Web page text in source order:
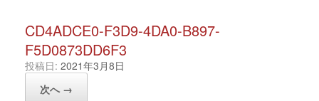
CD4ADCE0-F3D9-4DA0-B897-
F5D0873DD6F3
投稿日: 2021年3月8日
次へ →